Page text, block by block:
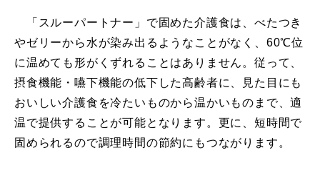
「スルーパートナー」で固めた介護食は、べたつき
やゼリーから水が染み出るようなことがなく、60℃位
に温めても形がくずれることはありません。従って、
摂食機能・嚥下機能の低下した高齢者に、見た目にも
おいしい介護食を冷たいものから温かいものまで、適
温で提供することが可能となります。更に、短時間で
固められるので調理時間の節約にもつながります。